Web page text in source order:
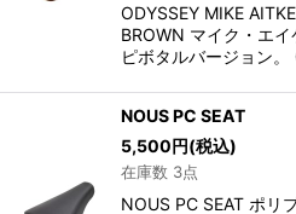
ODYSSEY MIKE
BROWN マイク・エ
ピボタルバージョン
NOUS PC SEAT
5,500円(税込)
在庫数 3点
NOUS PC SEAT ポリ